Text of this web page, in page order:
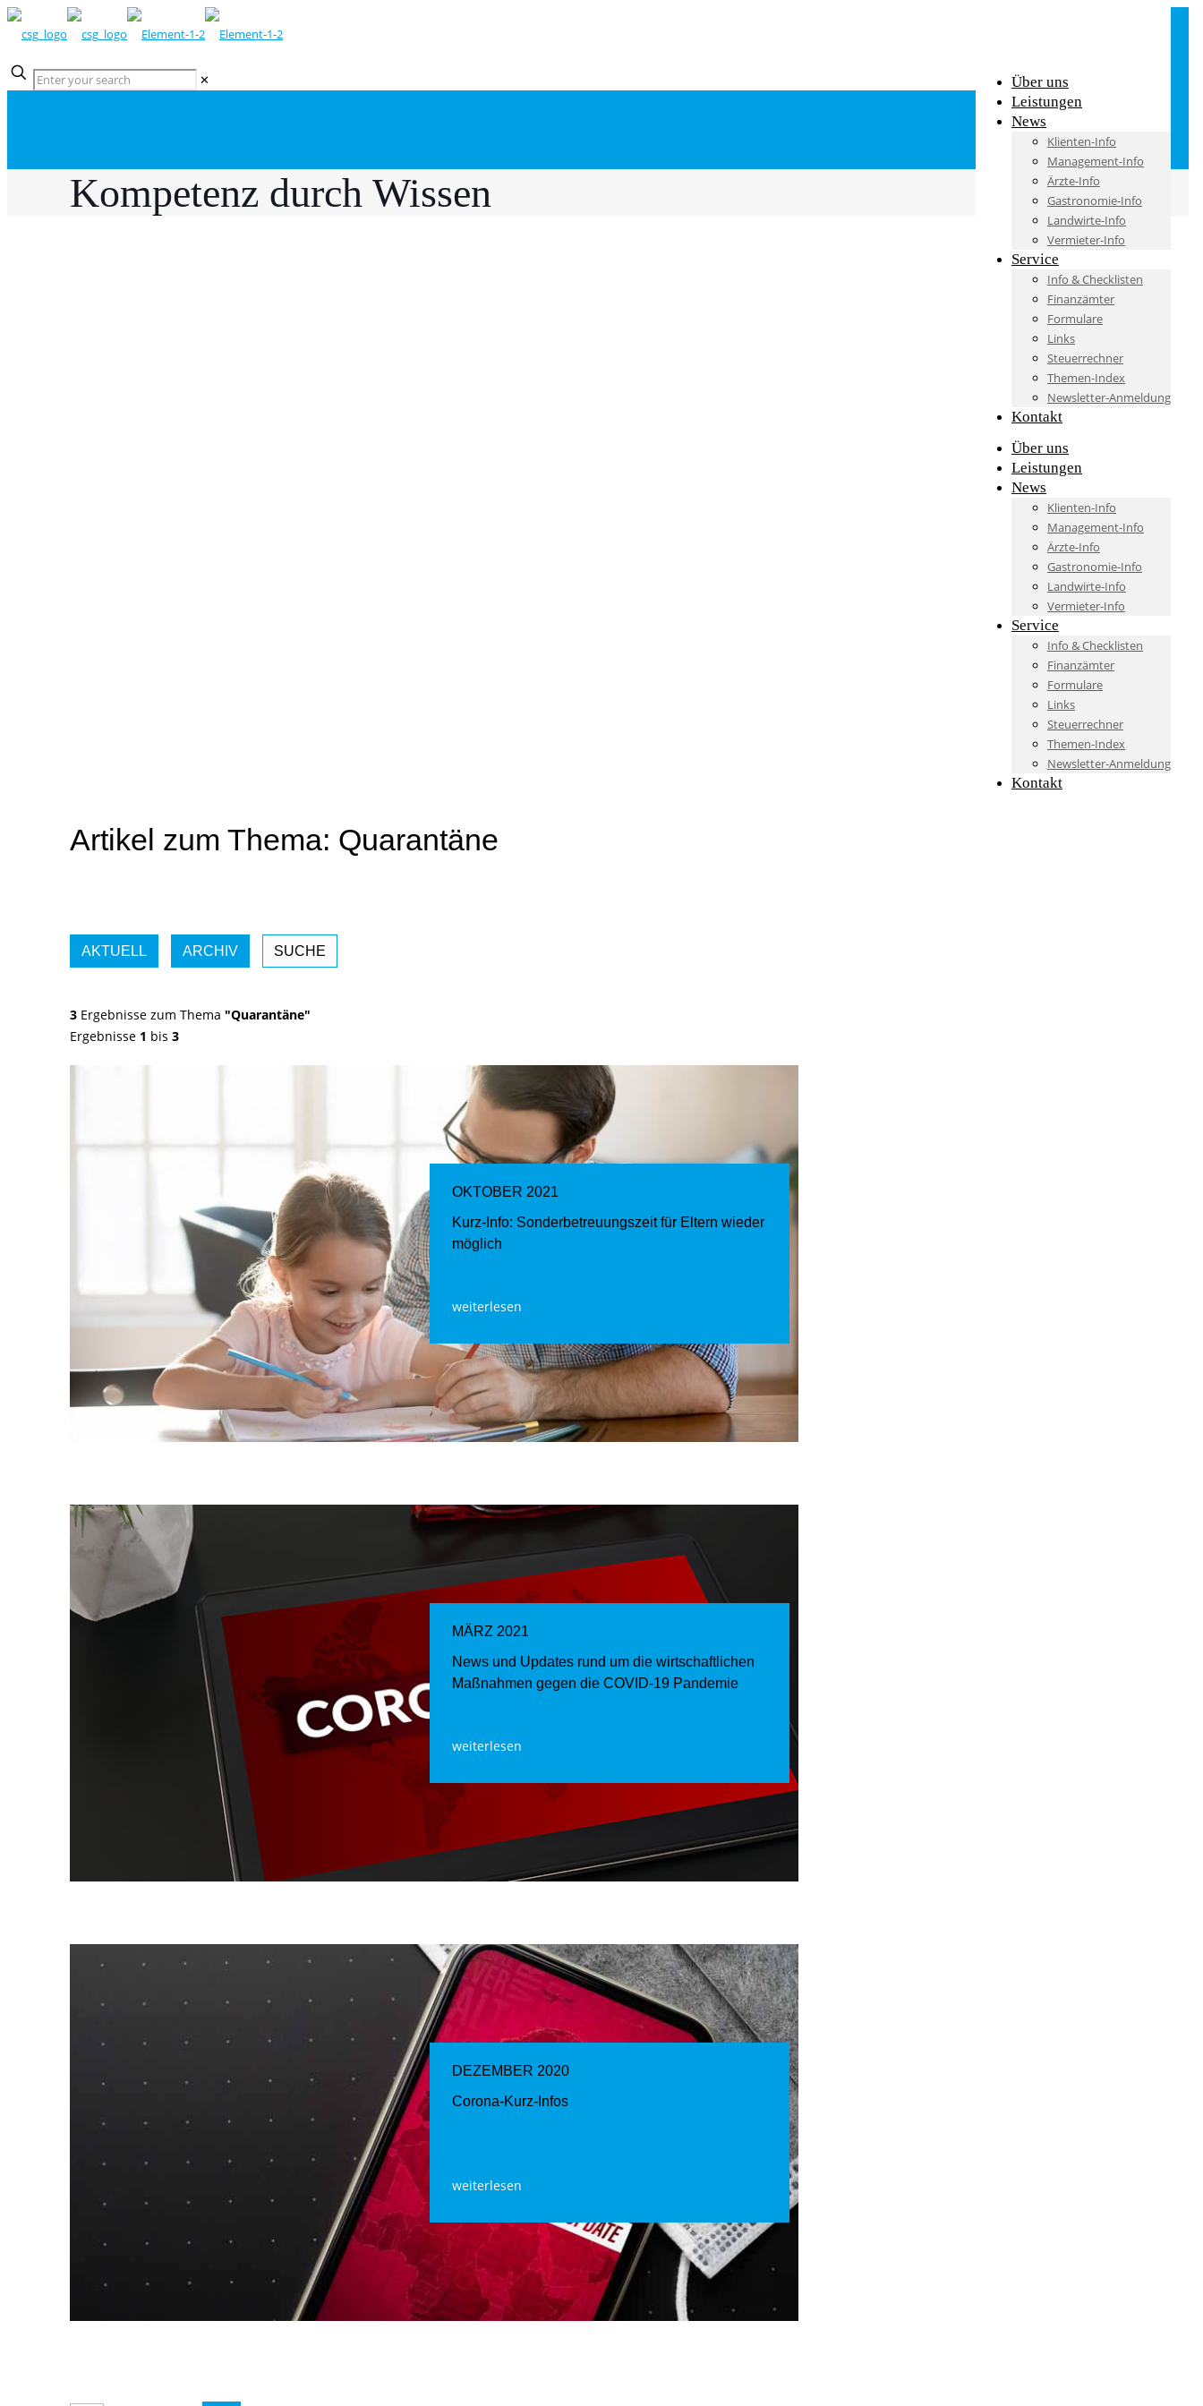
Über uns
Leistungen
News
Klienten-Info
Management-Info
Ärzte-Info
Gastronomie-Info
Landwirte-Info
Vermieter-Info
Service
Info & Checklisten
Finanzämter
Formulare
Links
Steuerrechner
Themen-Index
Newsletter-Anmeldung
Kontakt
Über uns
Leistungen
News
Klienten-Info
Management-Info
Ärzte-Info
Gastronomie-Info
Landwirte-Info
Vermieter-Info
Service
Info & Checklisten
Finanzämter
Formulare
Links
Steuerrechner
Themen-Index
Newsletter-Anmeldung
Kontakt
✕
Kompetenz durch Wissen
Artikel zum Thema: Quarantäne
AKTUELL ARCHIV SUCHE
3 Ergebnisse zum Thema "Quarantäne"
Ergebnisse 1 bis 3
OKTOBER 2021
Kurz-Info: Sonderbetreuungszeit für Eltern wieder
möglich
weiterlesen
MÄRZ 2021
News und Updates rund um die wirtschaftlichen
Maßnahmen gegen die COVID-19 Pandemie
weiterlesen
DEZEMBER 2020
Corona-Kurz-Infos
weiterlesen